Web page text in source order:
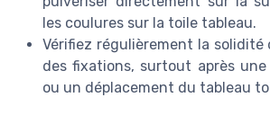
les coulures sur la toile tableau.
Vérifiez régulièrement la solidité
des fixations, surtout après
ou un déplacement du tableau